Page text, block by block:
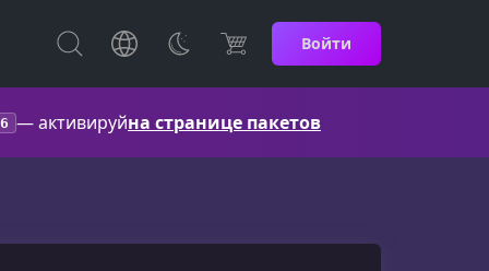
Войти
— активируйна странице пакетов